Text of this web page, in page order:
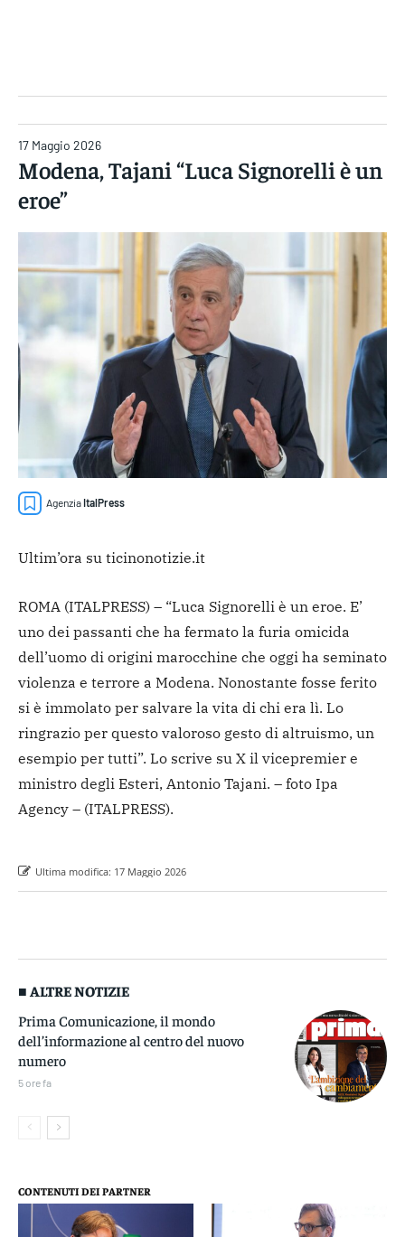
17 Maggio 2026
Modena, Tajani “Luca Signorelli è un
eroe”
AgenziaItalPress
Ultim’ora su ticinonotizie.it
ROMA (ITALPRESS) – “Luca Signorelli è un eroe. E’
uno dei passanti che ha fermato la furia omicida
dell’uomo di origini marocchine che oggi ha seminato
violenza e terrore a Modena. Nonostante fosse ferito
si è immolato per salvare la vita di chi era lì. Lo
ringrazio per questo valoroso gesto di altruismo, un
esempio per tutti”. Lo scrive su X il vicepremier e
ministro degli Esteri, Antonio Tajani. – foto Ipa
Agency – (ITALPRESS).
Ultima modifica: 17 Maggio 2026
■ ALTRE NOTIZIE
Prima Comunicazione, il mondo
dell’informazione al centro del nuovo
numero
5 ore fa
CONTENUTI DEI PARTNER